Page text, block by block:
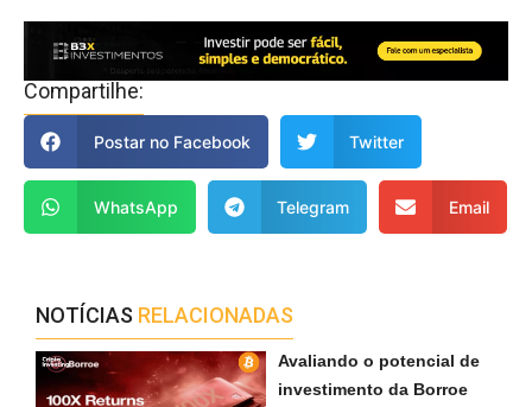
Compartilhe:
Postar no Facebook Twitter
WhatsApp Telegram Email
NOTÍCIAS RELACIONADAS
Avaliando o potencial de
investimento da Borroe